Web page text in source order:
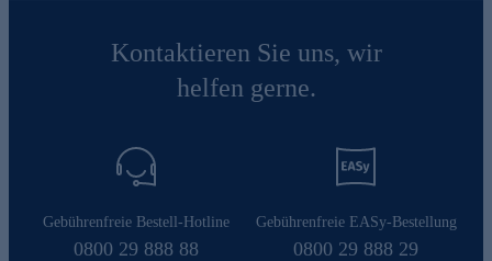
Kontaktieren Sie uns, wir
helfen gerne.
Gebührenfreie Bestell-Hotline
0800 29 888 88
Gebührenfreie EASy-Bestellung
0800 29 888 29